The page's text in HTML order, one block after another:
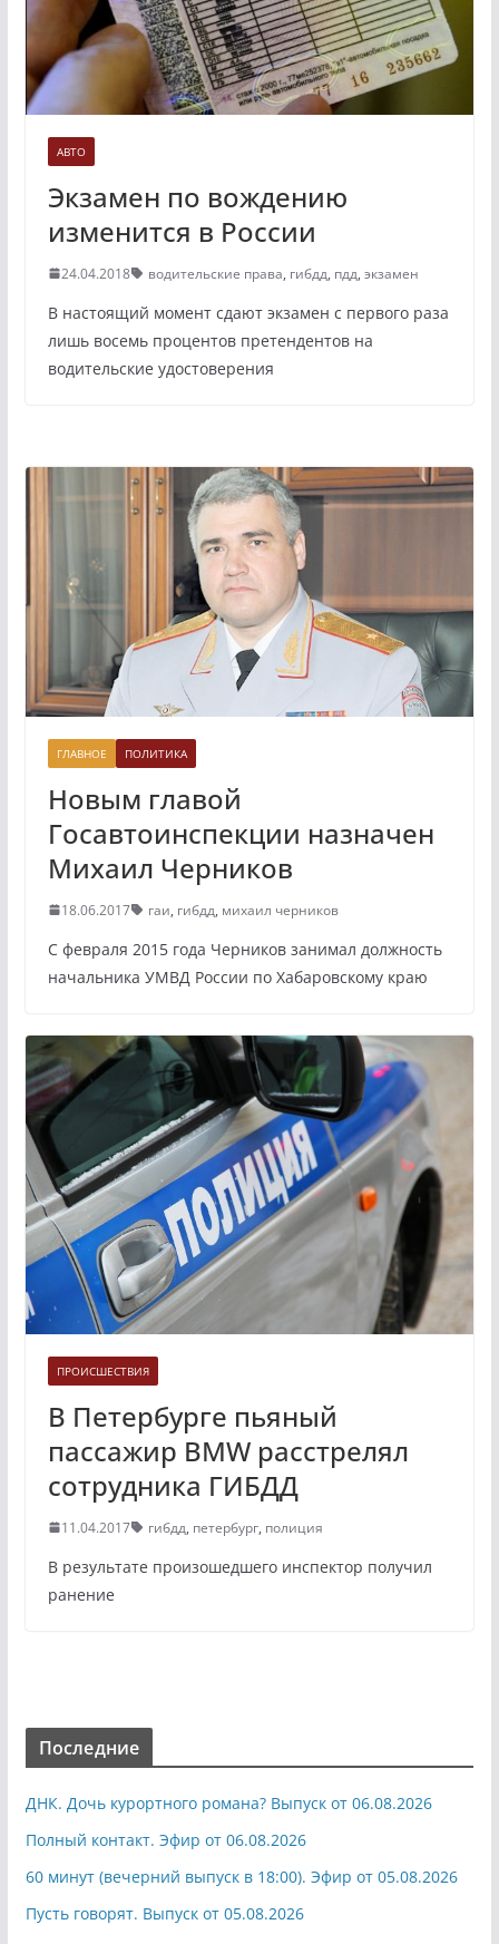
АВТО
Экзамен по вождению
изменится в России
24.04.2018 водительские права, гибдд, пдд, экзамен
В настоящий момент сдают экзамен с первого раза
лишь восемь процентов претендентов на
водительские удостоверения
ГЛАВНОЕ ПОЛИТИКА
Новым главой
Госавтоинспекции назначен
Михаил Черников
18.06.2017 гаи, гибдд, михаил черников
С февраля 2015 года Черников занимал должность
начальника УМВД России по Хабаровскому краю
ПРОИСШЕСТВИЯ
В Петербурге пьяный
пассажир BMW расстрелял
сотрудника ГИБДД
11.04.2017 гибдд, петербург, полиция
В результате произошедшего инспектор получил
ранение
Последние
ДНК. Дочь курортного романа? Выпуск от 06.08.2026
Полный контакт. Эфир от 06.08.2026
60 минут (вечерний выпуск в 18:00). Эфир от 05.08.2026
Пусть говорят. Выпуск от 05.08.2026